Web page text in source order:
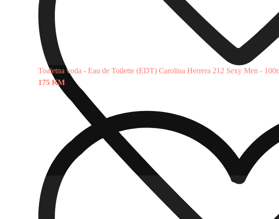
Toaletna voda - Eau de Toilette (EDT) Carolina Herrera 212 Sexy Men -
175 KM